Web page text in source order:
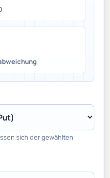
sich der gewählten